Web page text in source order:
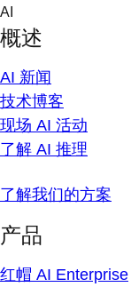
Skip
content
AI
概述
AI 新闻
技术博客
现场 AI 活动
了解 AI 推理
了解我们的方案
产品
红帽 AI Enterprise